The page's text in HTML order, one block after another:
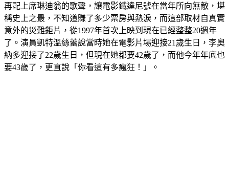
再配上席琳迪翁的歌聲，讓電影鐵達尼號在當年所向無敵，堪
稱史上之最，不知道賺了多少票房與熱淚，而這部取材自真實
意外的災難鉅片，從1997年首次上映到現在已經整整20週年
了。演員凱特溫絲蕾說當時她在電影片場迎接21歲生日，李奧
納多迎接了22歲生日，但現在她都要42歲了，而他今年年底也
要43歲了，更直說「你看這有多瘋狂！」。